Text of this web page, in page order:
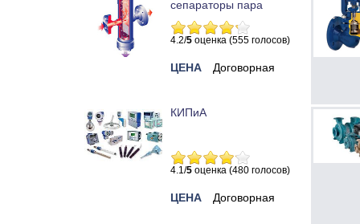
сепараторы пара
4.2/5 оценка (555 голосов)
ЦЕНА Договорная
КИПиА
4.1/5 оценка (480 голосов)
ЦЕНА Договорная